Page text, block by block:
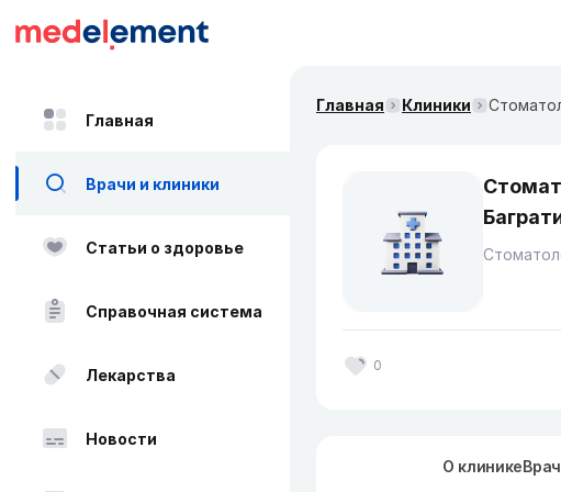
Главная
Врачи и клиники
Статьи о здоровье
Справочная система
Лекарства
Новости
Главная Клиники
0
О клинике